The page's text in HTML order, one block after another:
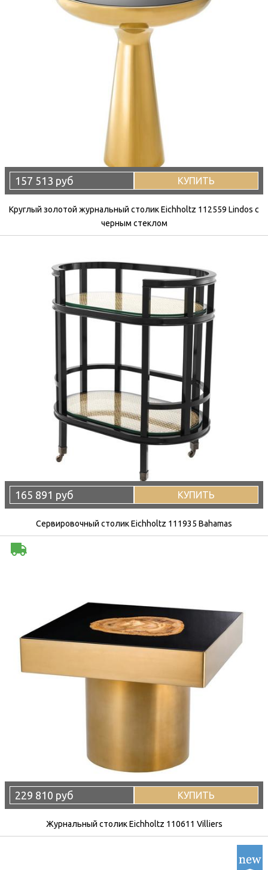
157 513 руб КУПИТЬ
Круглый золотой журнальный столик Eichholtz 112559 Lindos с
черным стеклом
165 891 руб КУПИТЬ
Сервировочный столик Eichholtz 111935 Bahamas
229 810 руб КУПИТЬ
Журнальный столик Eichholtz 110611 Villiers